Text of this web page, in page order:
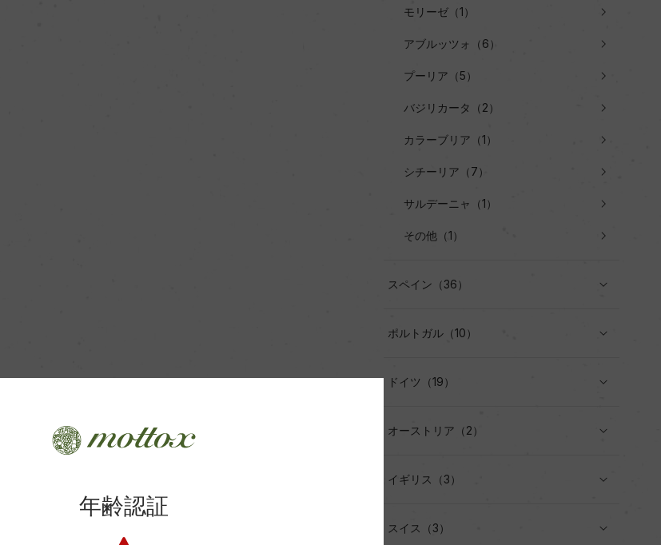
モリーゼ（1）
アブルッツォ（6）
プーリア（5）
バジリカータ（2）
カラーブリア（1）
シチーリア（7）
サルデーニャ（1）
その他（1）
スペイン（36）
ポルトガル（10）
ドイツ（19）
オーストリア（2）
イギリス（3）
スイス（3）
年齢認証